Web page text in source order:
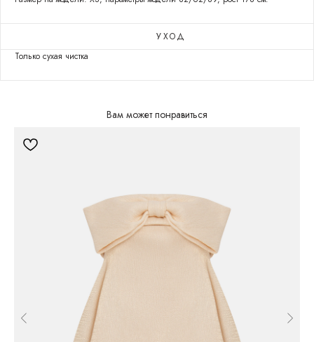
УХОД
Только сухая чистка
Вам может понравиться